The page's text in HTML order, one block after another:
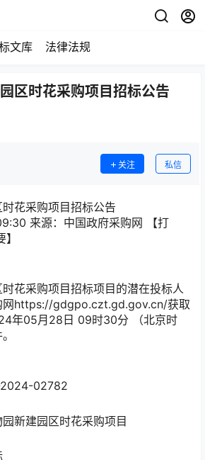
文库 法律法规
区时花采购项目招标公告
关注 私信
花采购项目招标公告
来源： 中国政府采购网 【打
花采购项目招标项目的潜在投标人
网https://gdgpo.czt.gd.gov.cn/获取
年05月28日 09时30分
（北京时
2024-02782
新建园区时花采购项目